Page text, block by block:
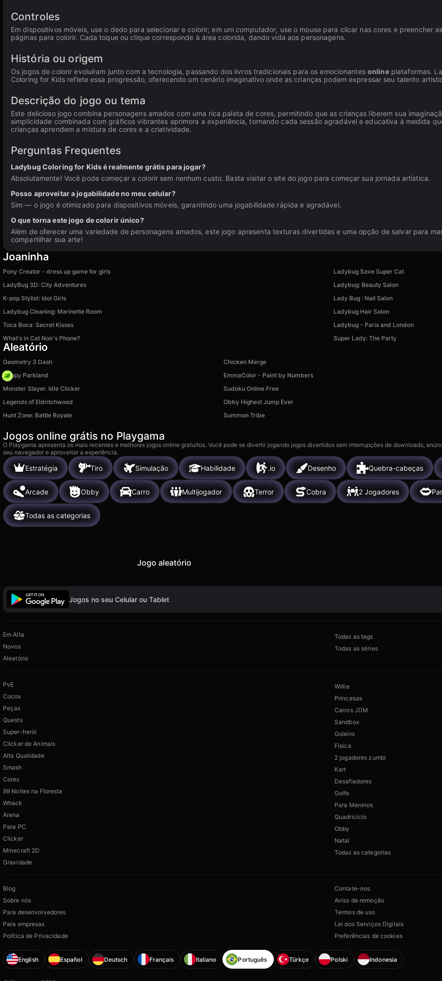
Controles
Em dispositivos móveis, use o dedo para selecionar e colorir; em umcomputador, use o mouse para clicar nas cores e preencher as
páginas para colorir. Cada toque ou clique corresponde à área colorida, dando vida aos personagens.
História ou origem
Os jogos de colorir evoluíram junto com a tecnologia, passando dos livros tradicionais para os emocionantes onlineplataformas.
Coloring for Kids reflete essa progressão, oferecendo um cenário imaginativo onde as crianças podem expressar seu talento
Descrição do jogo ou tema
Este delicioso jogo combina personagens amados com uma rica paleta de cores, permitindo que as crianças liberem sua
simplicidade combinada com gráficos vibrantes aprimora a experiência, tornando cada sessão agradável e educativa à medida
crianças aprendem a mistura de cores e a criatividade.
Perguntas Frequentes
Ladybug Coloring for Kids é realmente grátis para jogar?
Absolutamente! Você pode começar a colorir sem nenhum custo. Basta visitar o site do jogo para começar sua jornada artística.
Posso aproveitar a jogabilidade no meu celular?
Sim — o jogo é otimizado para dispositivos móveis, garantindo uma jogabilidade rápida e agradável.
O que torna este jogo de colorir único?
Além de oferecer uma variedade de personagens amados, este jogo apresenta texturas divertidas e uma opção de salvar para
compartilhar sua arte!
Joaninha
Pony Creator - dress up game for girls
Ladybug Save Super Cat
LadyBug 3D: City Adventures
Ladybug: Beauty Salon
K-pop Stylist: Idol Girls
Lady Bug : Nail Salon
Ladybug Cleaning: Marinette Room
Ladybug Hair Salon
Toсa Boсa: Secret Kisses
Ladybug - Paris and London
What's in Cat Noir's Phone?
Super Lady: The Party
Aleatório
Geometry 3 Dash Chicken Merge
Happy Parkland
EmmaColor - Paint by Numbers
Monster Slayer. Idle Clicker
Sudoku Online Free
Legends of Eldritchwood
Obby Highest Jump Ever
Hunt Zone: Battle Royale
Summon Tribe
Jogos online grátis no Playgama
O Playgama apresenta os mais recentes e melhores jogos online gratuitos. Você pode se divertir jogando jogos divertidos sem interrupções de downloads,
seu navegador e aproveitar a experiência.
Estratégia Tiro Simulação Habilidade .io Desenho Quebra-cabeças
Arcade Obby Carro Multijogador Terror Cobra 2 Jogadores
Todas as categorias
Jogo aleatório
Jogos no seu Celular ou Tablet
Em Alta
Novos
Aleatório
Todas as tags
Todas as séries
PvE
Cocos
Peças
Quests
Super-herói
Clicker de Animais
Alta Qualidade
Smash
Cores
99 Noites na Floresta
Whack
Arena
Para PC
Clicker
Minecraft 2D
Gravidade
Willie
Princesas
Carros JDM
Sandbox
Goleiro
Física
2 jogadores zumbi
Kart
Desafiadores
Golfe
Para Meninos
Quadriciclo
Obby
Natal
Todas as categorias
Blog
Sobre nós
Para desenvolvedores
Para empresas
Política de Privacidade
Contate-nos
Aviso de remoção
Termos de uso
Lei dos Serviços Digitais
Preferências de cookies
English Español Deutsch Français Italiano Português Türkçe Polski Indonesia